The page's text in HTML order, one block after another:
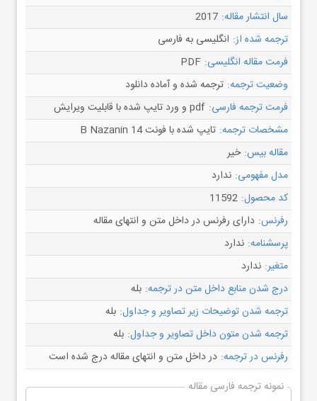
سال انتشار مقاله: 2017
ترجمه شده از: انگلیسی به فارسی
فرمت مقاله انگلیسی: PDF
وضعیت ترجمه: ترجمه شده و آماده دانلود
فرمت ترجمه فارسی: pdf و ورد تایپ شده با قابلیت ویرایش
مشخصات ترجمه: تایپ شده با فونت B Nazanin 14
مقاله بیس: خیر
مدل مفهومی: ندارد
کد محصول: 11592
رفرنس: دارای رفرنس در داخل متن و انتهای مقاله
پرسشنامه: ندارد
متغیر: ندارد
درج شدن منابع داخل متن در ترجمه: بله
ترجمه شدن توضیحات زیر تصاویر و جداول: بله
ترجمه شدن متون داخل تصاویر و جداول: بله
رفرنس در ترجمه: در داخل متن و انتهای مقاله درج شده است
نمونه ترجمه فارسی مقاله